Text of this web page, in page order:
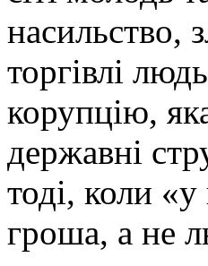
насильство,
торгівлі
корупцію,
державні
тоді, коли «у
гроша, а не